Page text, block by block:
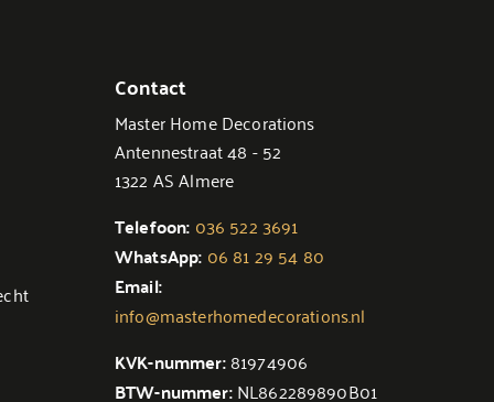
Contact
Master Home Decorations
Antennestraat 48 - 52
1322 AS Almere
Telefoon: 036 522 3691
WhatsApp: 06 81 29 54 80
Email:
info@masterhomedecorations.nl
KVK-nummer:81974906
BTW-nummer:NL862289890B01